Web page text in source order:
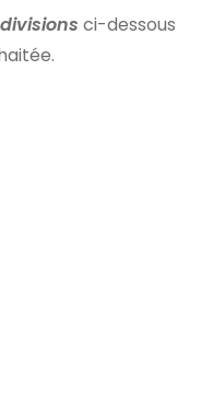
divisions ci-dessous